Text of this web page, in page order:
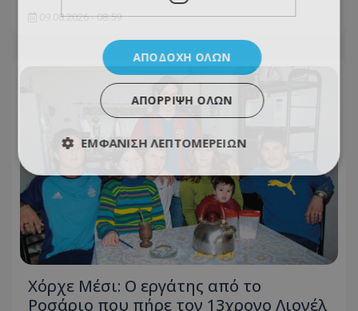
09.08.2026 - 08:59
Χόρχε Μέσι: Ο εργάτης από το
Ροσάριο που πήρε τον 13χρονο Λιονέλ
ΑΠΟΔΟΧΉ ΌΛΩΝ
ΑΠΌΡΡΙΨΗ ΌΛΩΝ
ΕΜΦΆΝΙΣΗ ΛΕΠΤΟΜΕΡΕΙΏΝ